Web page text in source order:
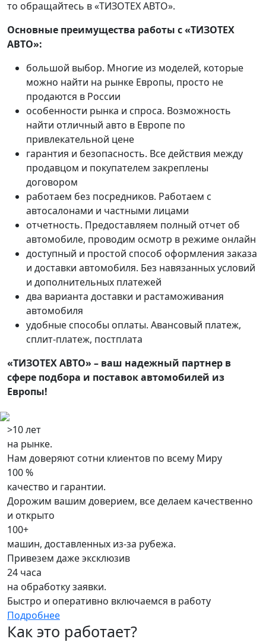
то обращайтесь в «ТИЗОТЕХ АВТО».
Основные преимущества работы с «ТИЗОТЕХ
АВТО»:
большой выбор. Многие из моделей, которые
можно найти на рынке Европы, просто не
продаются в России
особенности рынка и спроса. Возможность
найти отличный авто в Европе по
привлекательной цене
гарантия и безопасность. Все действия между
продавцом и покупателем закреплены
договором
работаем без посредников. Работаем с
автосалонами и частными лицами
отчетность. Предоставляем полный отчет об
автомобиле, проводим осмотр в режиме онлайн
доступный и простой способ оформления заказа
и доставки автомобиля. Без навязанных условий
и дополнительных платежей
два варианта доставки и растаможивания
автомобиля
удобные способы оплаты. Авансовый платеж,
сплит-платеж, постплата
«ТИЗОТЕХ АВТО» – ваш надежный партнер в
сфере подбора и поставок автомобилей из
Европы!
>10 лет
на рынке.
Нам доверяют сотни клиентов по всему Миру
100 %
качество и гарантии.
Дорожим вашим доверием, все делаем качественно
и открыто
100+
машин, доставленных из-за рубежа.
Привезем даже эксклюзив
24 часа
на обработку заявки.
Быстро и оперативно включаемся в работу
Подробнее
Как это работает?